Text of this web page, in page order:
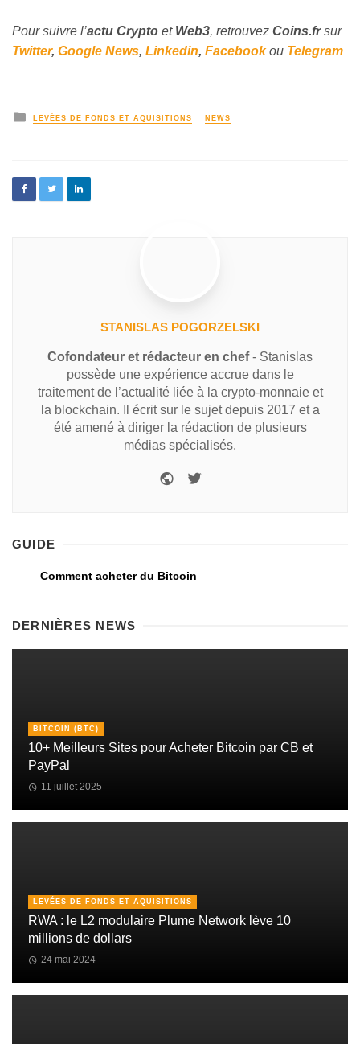
Pour suivre l’actu Crypto et Web3, retrouvez Coins.frsur
Twitter, Google News, Linkedin, Facebookou Telegram
LEVÉES DE FONDS ET AQUISITIONS NEWS
STANISLAS POGORZELSKI
Cofondateur et rédacteur en chef- Stanislas
possède une expérience accrue dans le
traitement de l’actualité liée à la crypto-monnaie et
la blockchain. Il écrit sur le sujet depuis 2017 et a
été amené à diriger la rédaction de plusieurs
médias spécialisés.
GUIDE
Comment acheter du Bitcoin
DERNIÈRES NEWS
BITCOIN (BTC)
10+ Meilleurs Sites pour Acheter Bitcoin par CB et
PayPal
11 juillet 2025
LEVÉES DE FONDS ET AQUISITIONS
RWA : le L2 modulaire Plume Network lève 10
millions de dollars
24 mai 2024